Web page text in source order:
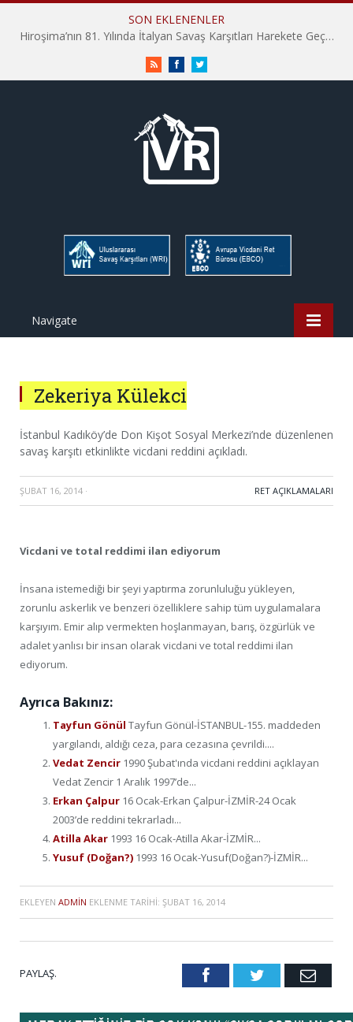
SON EKLENENLER
Hiroşima’nın 81. Yılında İtalyan Savaş Karşıtları Harekete Geçti: “Hatırlamak yeterli değil”
RSS FacebookTwitter
Navigate
Zekeriya Külekci
İstanbul Kadıköy’de Don Kişot Sosyal Merkezi’nde düzenlenen
savaş karşıtı etkinlikte vicdani reddini açıkladı.
ŞUBAT 16, 2014 · RET AÇIKLAMALARI
Vicdani ve total reddimi ilan ediyorum
İnsana istemediği bir şeyi yaptırma zorunluluğu yükleyen,
zorunlu askerlik ve benzeri özelliklere sahip tüm uygulamalara
karşıyım. Emir alıp vermekten hoşlanmayan, barış, özgürlük ve
adalet yanlısı bir insan olarak vicdani ve total reddimi ilan
ediyorum.
Ayrıca Bakınız:
Tayfun Gönül Tayfun Gönül-İSTANBUL-155. maddeden
yargılandı, aldığı ceza, para cezasına çevrildi....
Vedat Zencir 1990 Şubat'ında vicdani reddini açıklayan
Vedat Zencir 1 Aralık 1997’de...
Erkan Çalpur 16 Ocak-Erkan Çalpur-İZMİR-24 Ocak
2003’de reddini tekrarladı...
Atilla Akar 1993 16 Ocak-Atilla Akar-İZMİR...
Yusuf (Doğan?) 1993 16 Ocak-Yusuf(Doğan?)-İZMİR...
EKLEYEN ADMIN EKLENME TARIHI: ŞUBAT 16, 2014
PAYLAŞ. FacebookTwitter Email